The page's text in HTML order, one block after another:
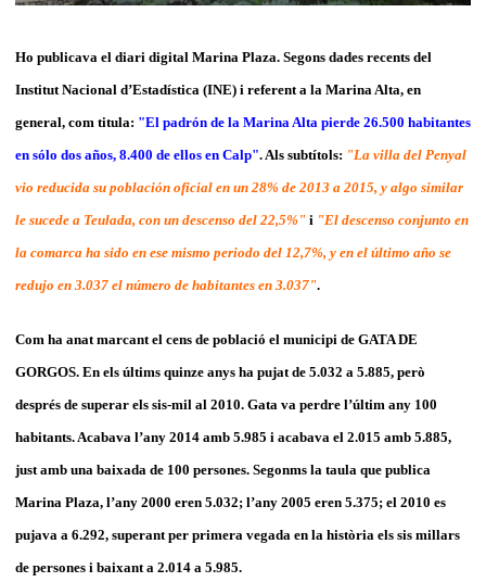
Ho publicava el diari digital Marina Plaza. Segons dades recents del
Institut Nacional d’Estadística (INE) i referent a la Marina Alta, en
general, com titula: "El padrón de la Marina Alta pierde 26.500 habitantes
en sólo dos años, 8.400 de ellos en Calp". Als subtítols: "La villa del Penyal
vio reducida su población oficial en un 28% de 2013 a 2015, y algo similar
le sucede a Teulada, con un descenso del 22,5%" i "El descenso conjunto en
la comarca ha sido en ese mismo periodo del 12,7%, y en el último año se
redujo en 3.037 el número de habitantes en 3.037".
Com ha anat marcant el cens de població el municipi de GATA DE
GORGOS. En els últims quinze anys ha pujat de 5.032 a 5.885, però
després de superar els sis-mil al 2010. Gata va perdre l’últim any 100
habitants. Acabava l’any 2014 amb 5.985 i acabava el 2.015 amb 5.885,
just amb una baixada de 100 persones. Segonms la taula que publica
Marina Plaza, l’any 2000 eren 5.032; l’any 2005 eren 5.375; el 2010 es
pujava a 6.292, superant per primera vegada en la història els sis millars
de persones i baixant a 2.014 a 5.985.